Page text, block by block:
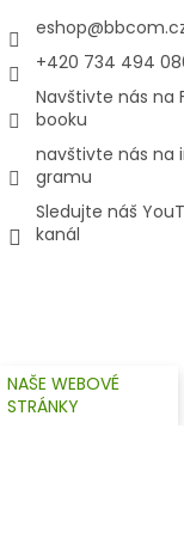
eshop@
+420 734 494
Navštivte nás na
booku
navštivte nás na
gramu
Sledujte náš
kanál
NAŠE WEBOVÉ
STRÁNKY